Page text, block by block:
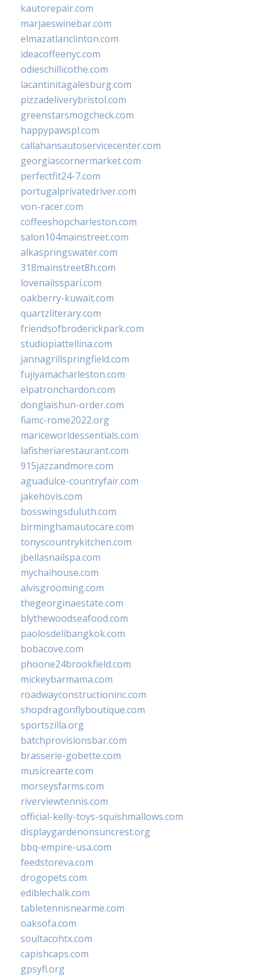
kautorepair.com
marjaeswinebar.com
elmazatlanclinton.com
ideacoffeenyc.com
odieschillicothe.com
lacantinitagalesburg.com
pizzadeliverybristol.com
greenstarsmogcheck.com
happypawspl.com
callahansautoservicecenter.com
georgiascornermarket.com
perfectfit24-7.com
portugalprivatedriver.com
von-racer.com
coffeeshopcharleston.com
salon104mainstreet.com
alkaspringswater.com
318mainstreet8h.com
lovenailsspari.com
oakberry-kuwait.com
quartzliterary.com
friendsofbroderickpark.com
studiopiattellina.com
jannagrillspringfield.com
fujiyamacharleston.com
elpatronchardon.com
donglaishun-order.com
fiamc-rome2022.org
mariceworldessentials.com
lafisheriarestaurant.com
915jazzandmore.com
aguadulce-countryfair.com
jakehovis.com
bosswingsduluth.com
birminghamautocare.com
tonyscountrykitchen.com
jbellasnailspa.com
mychaihouse.com
alvisgrooming.com
thegeorginaestate.com
blythewoodseafood.com
paolosdelibangkok.com
bobacove.com
phoone24brookfield.com
mickeybarmama.com
roadwayconstructioninc.com
shopdragonflyboutique.com
sportszilla.org
batchprovisionsbar.com
brasserie-gobette.com
musicrearte.com
morseysfarms.com
riverviewtennis.com
official-kelly-toys-squishmallows.com
displaygardenonsuncrest.org
bbq-empire-usa.com
feedstoreva.com
drogopets.com
ediblechalk.com
tabletennisnearme.com
oaksofa.com
soultacohtx.com
capishcaps.com
gpsyfl.org